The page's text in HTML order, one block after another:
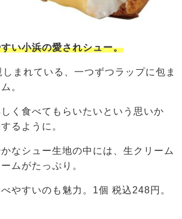
い小浜の愛されシュー。
まれている、一つずつラップに包ま
。
く食べてもらいたいという思いか
るように。
なシュー生地の中には、生クリーム
ムがたっぷり。
やすいのも魅力。1個 税込248円。